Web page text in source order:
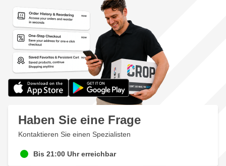
Haben Sie eine Frage
Kontaktieren Sie einen Spezialisten
Bis 21:00 Uhr erreichbar